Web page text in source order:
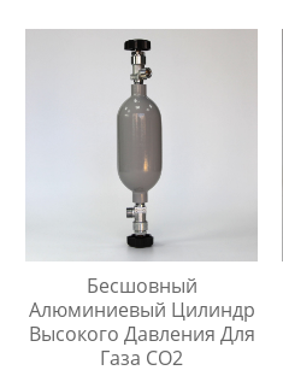
Бесшовный
Алюминиевый Цилиндр
Высокого Давления Для
Газа CO2